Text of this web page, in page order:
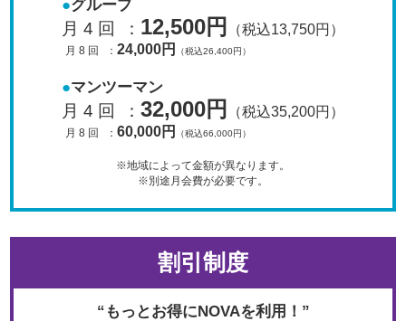
グループ
月 4 回 ： 12,500円 （税込13,750円）
月 8 回 ：24,000円 （税込26,400円）
マンツーマン
月 4 回 ： 32,000円 （税込35,200円）
月 8 回 ：60,000円 （税込66,000円）
※地域によって金額が異なります。
※別途月会費が必要です。
割引制度
“もっとお得にNOVAを利用！”